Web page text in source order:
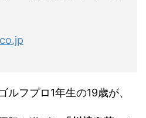
フプロ1年生の19歳が、